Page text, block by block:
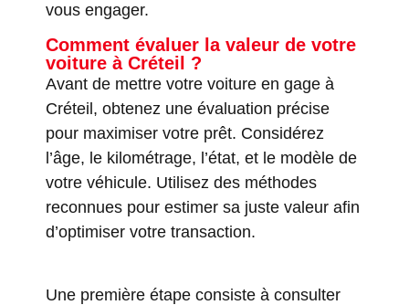
vous engager.
Comment évaluer la valeur de votre
voiture à Créteil ?
Avant de mettre votre voiture en gage à
Créteil, obtenez une évaluation précise
pour maximiser votre prêt. Considérez
l’âge, le kilométrage, l’état, et le modèle de
votre véhicule. Utilisez des méthodes
reconnues pour estimer sa juste valeur afin
d’optimiser votre transaction.
Une première étape consiste à consulter